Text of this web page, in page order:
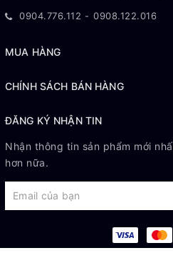
0904.776.112 - 0908.122.016
MUA HÀNG
CHÍNH SÁCH BÁN HÀNG
ĐĂNG KÝ NHẬN TIN
Nhận thông tin sản phẩm mới
hơn nữa.